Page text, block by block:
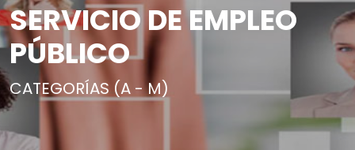
SERVICIO DE EMPLEO
PÚBLICO
CATEGORÍAS (A - M)